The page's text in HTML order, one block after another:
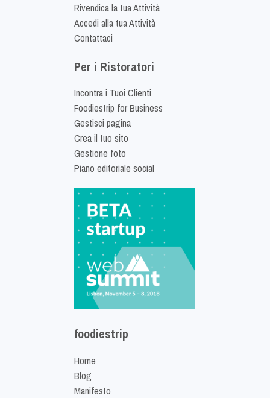
Rivendica la tua Attività
Accedi alla tua Attività
Contattaci
Per i Ristoratori
Incontra i Tuoi Clienti
Foodiestrip for Business
Gestisci pagina
Crea il tuo sito
Gestione foto
Piano editoriale social
foodiestrip
Home
Blog
Manifesto